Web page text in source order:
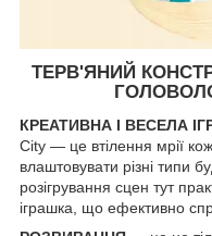
ТЕРВ'ЯНИЙ
КРЕАТИВНА І ВЕСЕЛА
City — це втілення мрії
влаштовувати різні типи
розігрування сцен тут
іграшка, що ефективно